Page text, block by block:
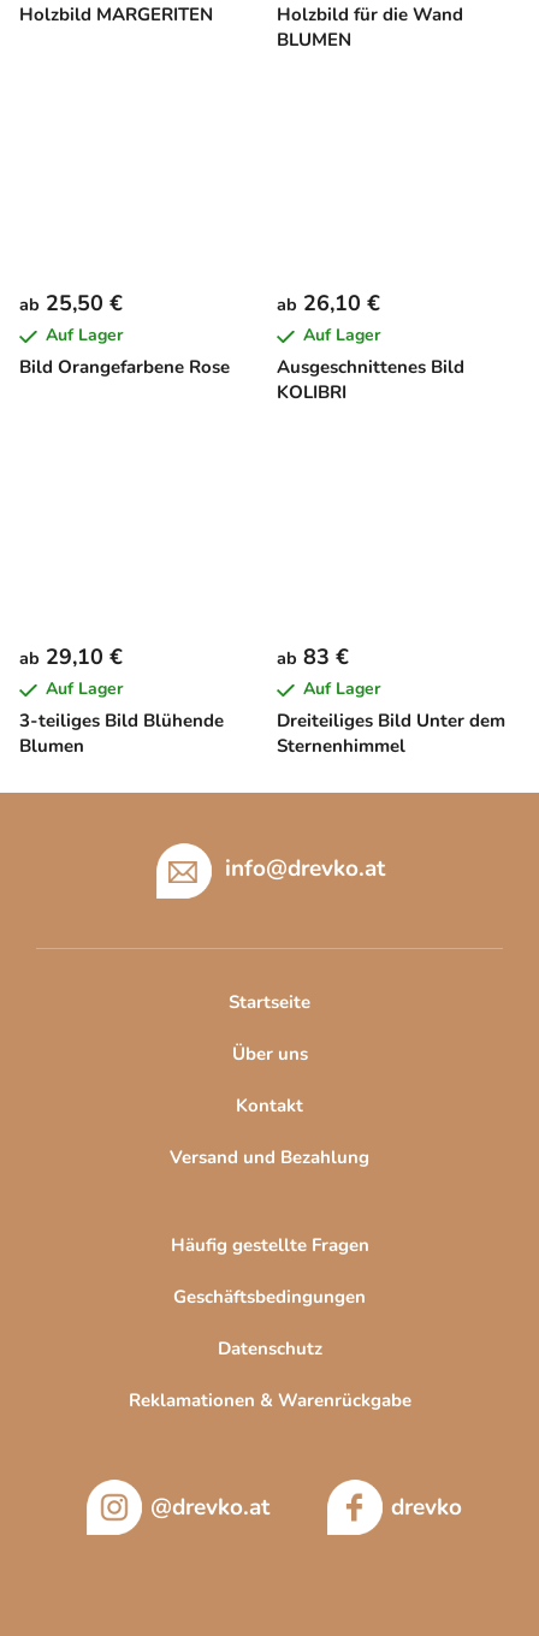
Holzbild MARGERITEN
Holzbild für die Wand
BLUMEN
Bild Orangefarbene Rose
ab 25,50 €
Auf Lager
Ausgeschnittenes Bild
KOLIBRI
ab 26,10 €
Auf Lager
3-teiliges Bild Blühende
Blumen
ab 29,10 €
Auf Lager
Dreiteiliges Bild Unter dem
Sternenhimmel
ab 83 €
Auf Lager
info@drevko.at
Startseite
Über uns
Kontakt
Versand und Bezahlung
Häufig gestellte Fragen
Geschäftsbedingungen
Datenschutz
Reklamationen & Warenrückgabe
@drevko.at drevko